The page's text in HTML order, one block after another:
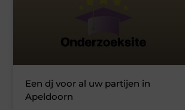
Een dj voor al uw partijen in
Apeldoorn